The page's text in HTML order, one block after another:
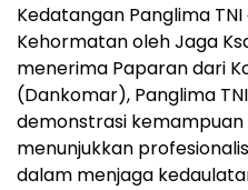
Kedatangan Panglima
Kehormatan oleh Jaga
menerima Paparan dari
(Dankomar), Panglima
demonstrasi
menunjukkan
dalam menjaga